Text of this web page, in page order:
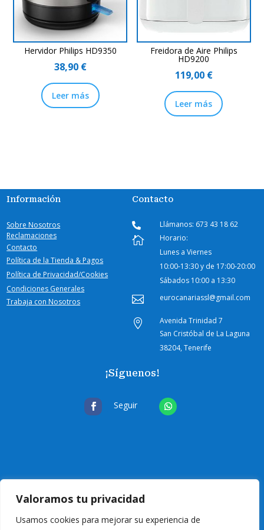
Valoramos tu privacidad
Usamos cookies para mejorar su experiencia de
Hervidor Philips HD9350
38,90 €
Leer más
Freidora de Aire Philips
HD9200
119,00 €
Leer más
Información
Sobre Nosotros
Reclamaciones
Contacto
Política de la Tienda & Pagos
Política de Privacidad/Cookies
Condiciones Generales
Trabaja con Nosotros
Contacto
 Llámanos: 673 43 18 62

Horario:
Lunes a Viernes
10:00-13:30 y de 17:00-20:00
Sábados 10:00 a 13:30
 eurocanariassl@gmail.com

Avenida Trinidad 7
San Cristóbal de La Laguna
38204, Tenerife
¡Síguenos!
Seguir